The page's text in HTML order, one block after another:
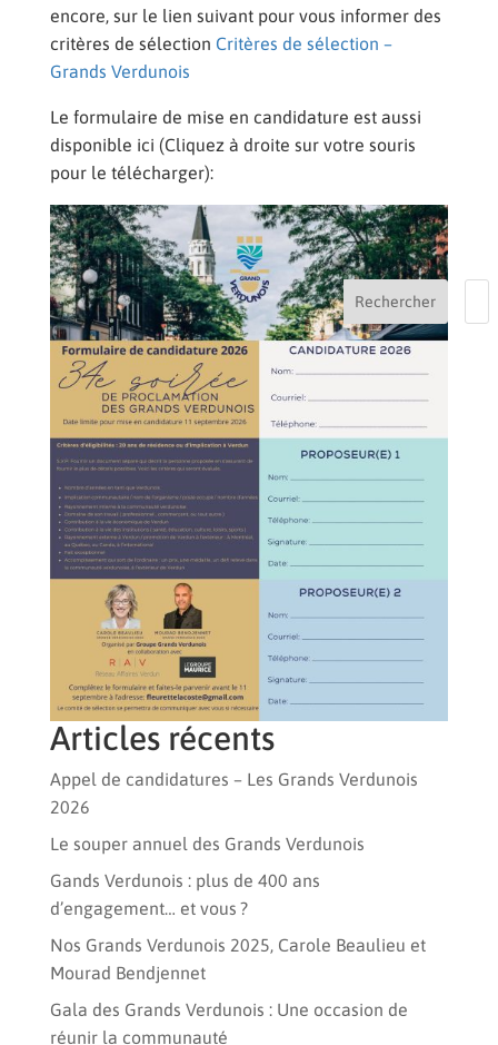
encore, sur le lien suivant pour vous informer des
critères de sélection Critères de sélection –
Grands Verdunois
Le formulaire de mise en candidature est aussi
disponible ici (Cliquez à droite sur votre souris
pour le télécharger):
Rechercher
Articles récents
Appel de candidatures – Les Grands Verdunois
2026
Le souper annuel des Grands Verdunois
Gands Verdunois : plus de 400 ans
d’engagement… et vous ?
Nos Grands Verdunois 2025, Carole Beaulieu et
Mourad Bendjennet
Gala des Grands Verdunois : Une occasion de
réunir la communauté